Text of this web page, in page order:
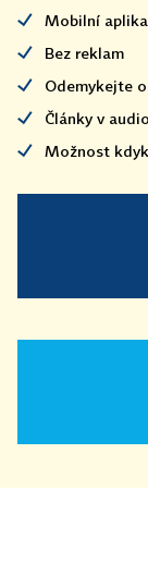
Mobilní
Bez reklam
Odemykejte
Články v
Možnost